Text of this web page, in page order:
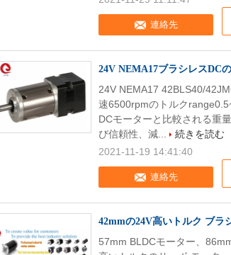
連絡先
24V NEMA17ブラシレスDC
連絡先
24V NEMA17 42BLS40/
速6500rpmのトルク
DCモーターと比較される重
び信頼性、減...
続きを読む
2021-11-19 14:41:40
42mmの24V高いトルク ブラ
57mm BLDCモーター、